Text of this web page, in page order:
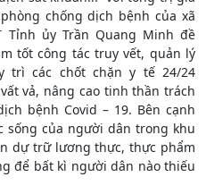
chống dịch bệnh của xã
Tỉnh ủy Trần Quang Minh đề
tốt công tác truy vết, quản lý
trì các chốt chặn y tế 24/24
vả, nâng cao tinh thần trách
bệnh Covid – 19. Bên cạnh
sống của người dân trong khu
dự trữ lương thực, thực phẩm
để bất kì người dân nào thiếu